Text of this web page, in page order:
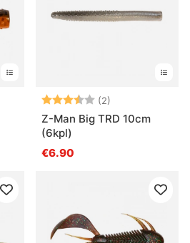
tähdestäArvio: (2)
Z-Man Big TRD 10cm
(6kpl)
€6.90